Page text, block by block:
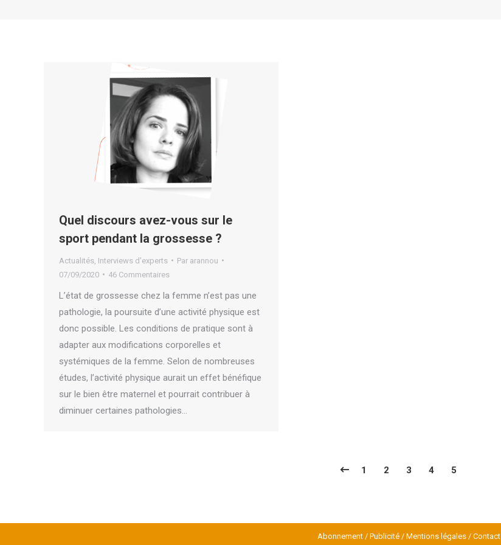
Quel discours avez-vous sur le
sport pendant la grossesse ?
Actualités Interviews d'experts Par arannou
07/09/2020
46 Commentaires
L’état de grossesse chez la femme n’est pas une
pathologie, la poursuite d’une activité physique est
donc possible. Les conditions de pratique sont à
adapter aux modifications corporelles et
systémiques de la femme. Selon de nombreuses
études, l’activité physique aurait un effet bénéfique
sur le bien être maternel et pourrait contribuer à
diminuer certaines pathologies…
1 2 3 4 5
Abonnement/ Publicité/ Mentions légales/ Contact